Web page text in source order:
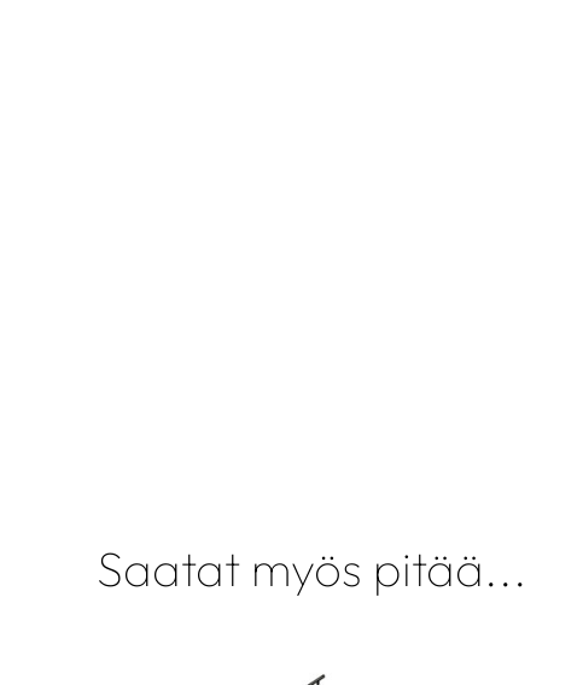
Saatat myös pitää...